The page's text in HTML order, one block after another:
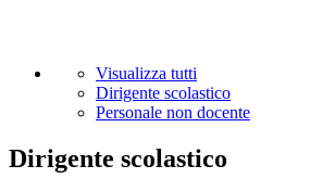
Visualizza tutti
Dirigente scolastico
Personale non docente
Dirigente scolastico